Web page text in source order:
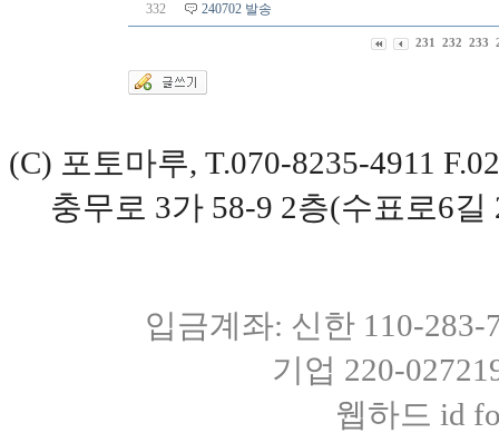
332 240702 발송
231 232 233
(C) 포토마루, T.070-8235-4911
충무로 3가 58-9 2층(수표로6
입금계좌: 신한 110-
기업 220-
웹하드 id